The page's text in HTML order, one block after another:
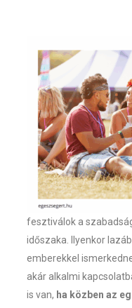
fesztiválok a
időszaka. Ilyenkor
emberekkel
akár alkalmi
is van, ha közben az